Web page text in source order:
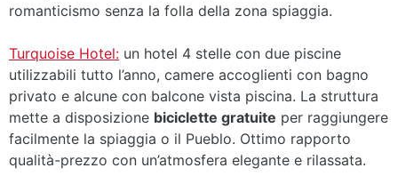
romanticismo senza la folla della zona spiaggia.
Turquoise Hotel: un hotel 4 stelle con due piscine
utilizzabili tutto l’anno, camere accoglienti con bagno
privato e alcune con balcone vista piscina. La struttura
mette a disposizione biciclette gratuite per raggiungere
facilmente la spiaggia o il Pueblo. Ottimo rapporto
qualità-prezzo con un’atmosfera elegante e rilassata.